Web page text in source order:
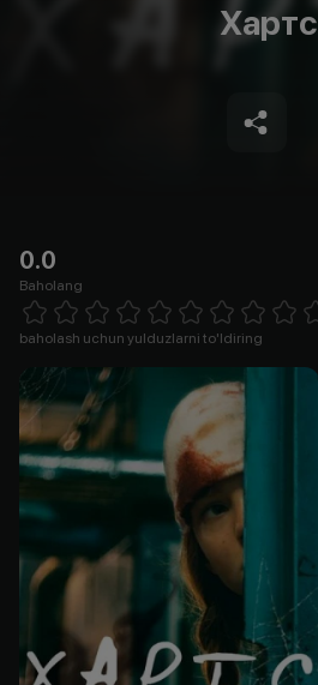
Хартс
0.0
Baholang
1 Star 2 Stars 3 Stars 4 Stars5 Stars 6 Stars7 Stars8 Stars
baholash uchun yulduzlarni to'ldiring